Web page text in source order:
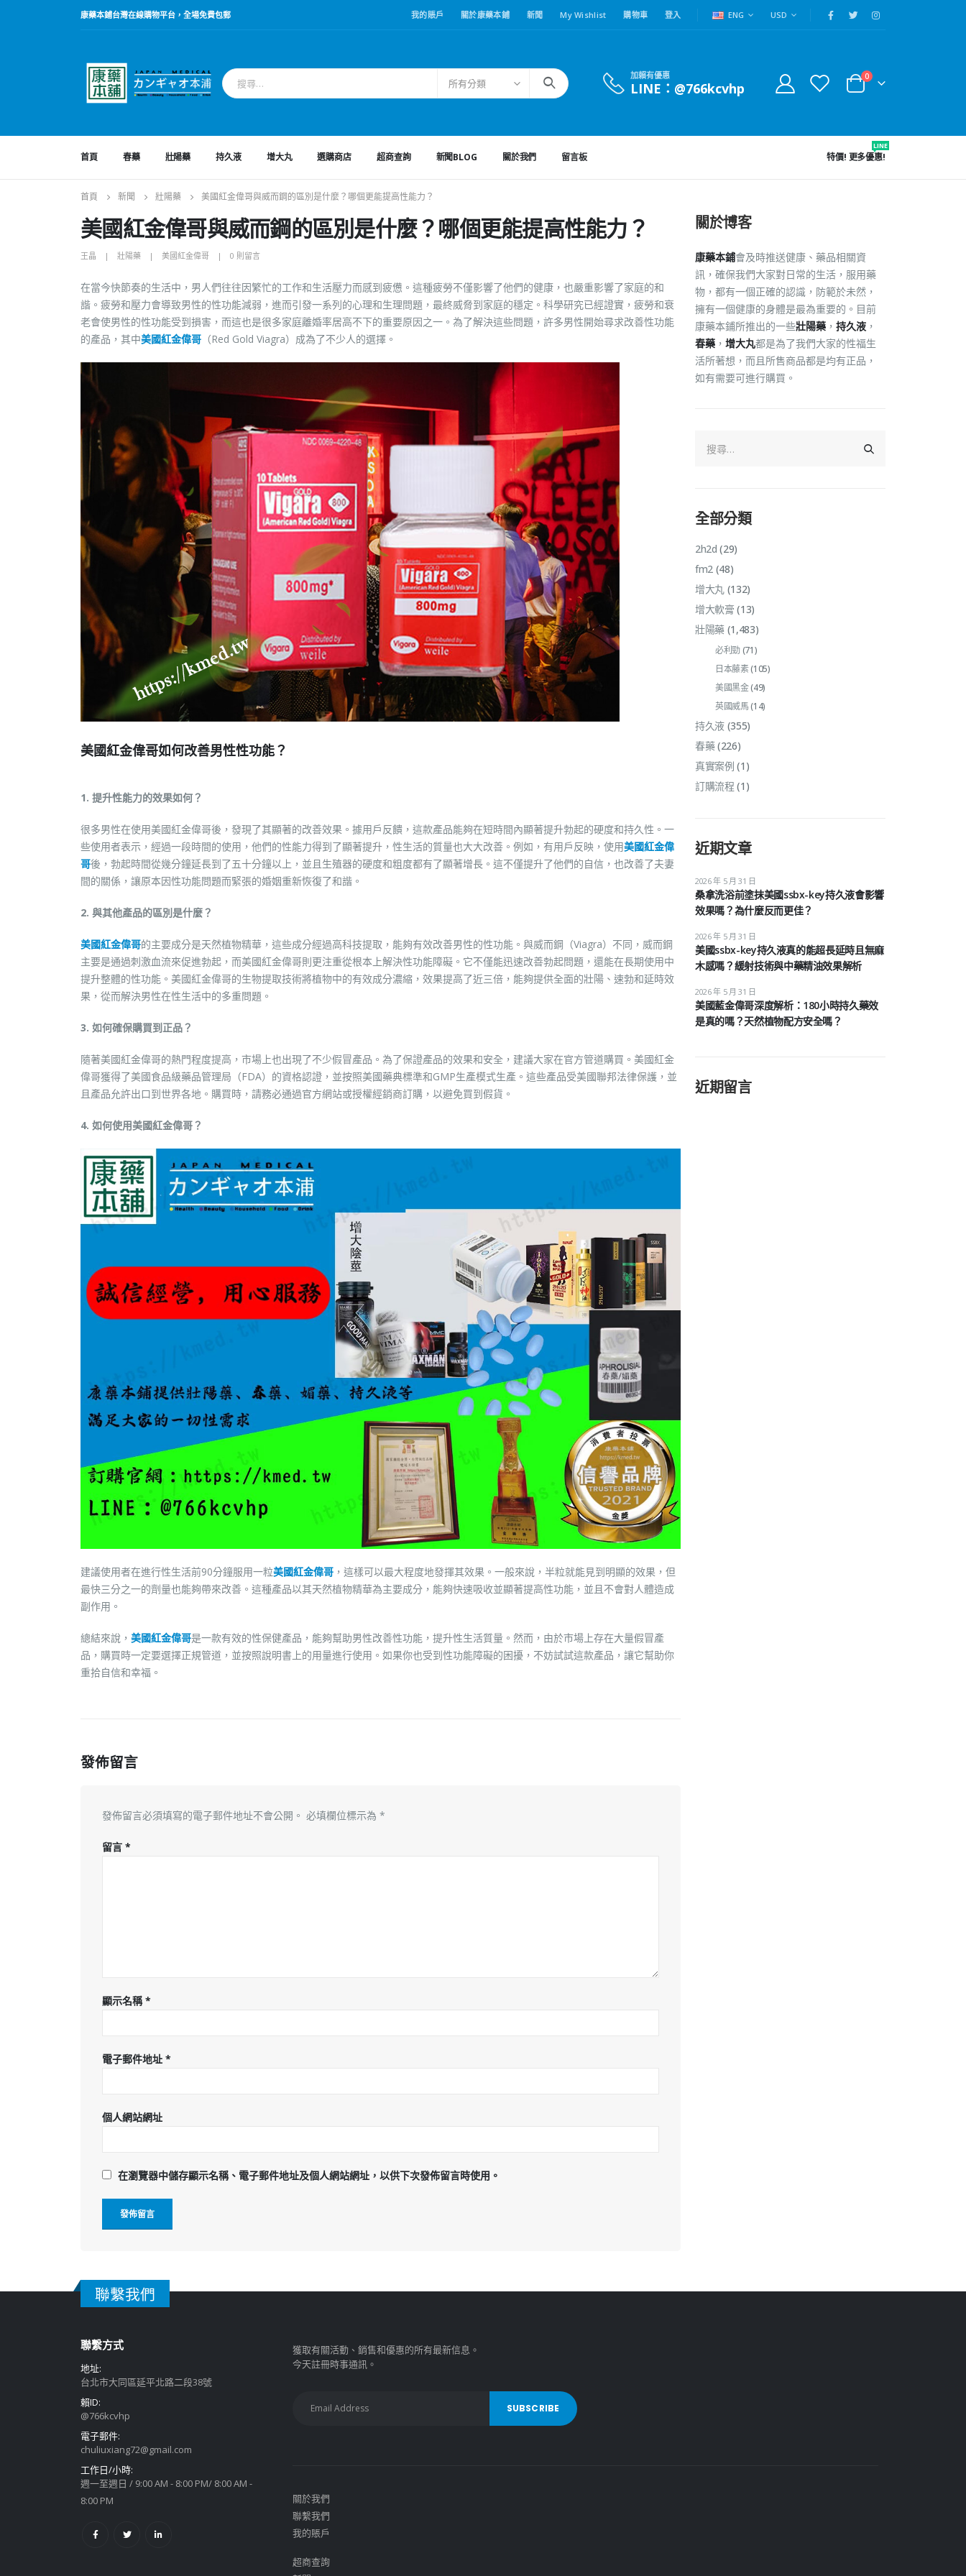
康藥本鋪台灣在線購物平台，全場免費包郵 我的賬戶 關於康藥本鋪 新聞 My Wishlist 購物車 登入 ENG USD
所有分類
加賴有優惠
LINE：@766kcvhp
0
首頁 春藥 壯陽藥 持久液 增大丸 選購商店 超商查詢 新聞BLOG 關於我們 留言板 特價! 更多優惠!
LINE
首頁 新聞 壯陽藥 美國紅金偉哥與威而鋼的區別是什麼？哪個更能提高性能力？
美國紅金偉哥與威而鋼的區別是什麼？哪個更能提高性能力？
王晶 壯陽藥 美國紅金偉哥 0 則留言
在當今快節奏的生活中，男人們往往因繁忙的工作和生活壓力而感到疲憊。這種疲勞不僅影響了他們的健康，也嚴重影響了家庭的和
諧。疲勞和壓力會導致男性的性功能減弱，進而引發一系列的心理和生理問題，最終威脅到家庭的穩定。科學研究已經證實，疲勞和衰
老會使男性的性功能受到損害，而這也是很多家庭離婚率居高不下的重要原因之一。為了解決這些問題，許多男性開始尋求改善性功能
的產品，其中美國紅金偉哥 （Red Gold Viagra）成為了不少人的選擇。
美國紅金偉哥如何改善男性性功能？
1. 提升性能力的效果如何？
很多男性在使用美國紅金偉哥後，發現了其顯著的改善效果。據用戶反饋，這款產品能夠在短時間內顯著提升勃起的硬度和持久性。一
些使用者表示，經過一段時間的使用，他們的性能力得到了顯著提升，性生活的質量也大大改善。例如，有用戶反映，使用美國紅金偉
哥後，勃起時間從幾分鐘延長到了五十分鐘以上，並且生殖器的硬度和粗度都有了顯著增長。這不僅提升了他們的自信，也改善了夫妻
間的關係，讓原本因性功能問題而緊張的婚姻重新恢復了和諧。
2. 與其他產品的區別是什麼？
美國紅金偉哥的主要成分是天然植物精華，這些成分經過高科技提取，能夠有效改善男性的性功能。與威而鋼（Viagra）不同，威而鋼
主要是通過刺激血流來促進勃起，而美國紅金偉哥則更注重從根本上解決性功能障礙。它不僅能迅速改善勃起問題，還能在長期使用中
提升整體的性功能。美國紅金偉哥的生物提取技術將植物中的有效成分濃縮，效果提高了近三倍，能夠提供全面的壯陽、速勃和延時效
果，從而解決男性在性生活中的多重問題。
3. 如何確保購買到正品？
隨著美國紅金偉哥的熱門程度提高，市場上也出現了不少假冒產品。為了保證產品的效果和安全，建議大家在官方管道購買。美國紅金
偉哥獲得了美國食品級藥品管理局（FDA）的資格認證，並按照美國藥典標準和GMP生產模式生產。這些產品受美國聯邦法律保護，並
且產品允許出口到世界各地。購買時，請務必通過官方網站或授權經銷商訂購，以避免買到假貨。
4. 如何使用美國紅金偉哥？
建議使用者在進行性生活前90分鐘服用一粒美國紅金偉哥 ，這樣可以最大程度地發揮其效果。一般來說，半粒就能見到明顯的效果，但
最快三分之一的劑量也能夠帶來改善。這種產品以其天然植物精華為主要成分，能夠快速吸收並顯著提高性功能，並且不會對人體造成
副作用。
總結來說， 美國紅金偉哥是一款有效的性保健產品，能夠幫助男性改善性功能，提升性生活質量。然而，由於市場上存在大量假冒產
品，購買時一定要選擇正規管道，並按照說明書上的用量進行使用。如果你也受到性功能障礙的困擾，不妨試試這款產品，讓它幫助你
重拾自信和幸福。
發佈留言
發佈留言必須填寫的電子郵件地址不會公開。 必填欄位標示為 *
留言 *
顯示名稱*
電子郵件地址 *
個人網站網址
在瀏覽器中儲存顯示名稱、電子郵件地址及個人網站網址，以供下次發佈留言時使用。
關於博客
康藥本鋪會及時推送健康、藥品相關資
訊，確保我們大家對日常的生活，服用藥
物，都有一個正確的認識，防範於未然，
擁有一個健康的身體是最為重要的。目前
康藥本鋪所推出的一些壯陽藥 ， 持久液 ，
春藥 ， 增大丸都是為了我們大家的性福生
活所著想，而且所售商品都是均有正品，
如有需要可進行購買。
全部分類
2h2d (29)
fm2(48)
增大丸(132)
增大軟膏 (13)
壯陽藥(1,483)
必利勁(71)
日本藤素(105)
美國黑金(49)
英國威馬(14)
持久液(355)
春藥(226)
真實案例 (1)
訂購流程 (1)
近期文章
桑拿洗浴前塗抹美國ssbx-key持久液會影響
效果嗎？為什麼反而更佳？
2026 年 5 月 31 日
美國ssbx-key持久液真的能超長延時且無麻
木感嗎？緩射技術與中藥精油效果解析
2026 年 5 月 31 日
美國藍金偉哥深度解析：180小時持久藥效
是真的嗎？天然植物配方安全嗎？
2026 年 5 月 31 日
近期留言
聯繫我們
聯繫方式
地址:
台北市大同區延平北路二段38號
賴ID:
@766kcvhp
電子郵件:
chuliuxiang72@gmail.com
工作日/小時:
週一至週日 / 9:00 AM - 8:00 PM/ 8:00 AM -
8:00 PM
獲取有關活動、銷售和優惠的所有最新信息。
今天註冊時事通訊。
關於我們
聯繫我們
我的賬戶
超商查詢